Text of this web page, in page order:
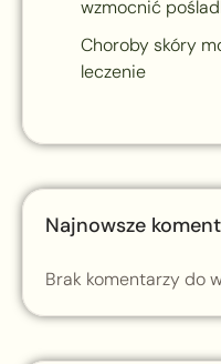
wzmocnić
Choroby skóry
leczenie
Najnowsze
Brak komentarzy do